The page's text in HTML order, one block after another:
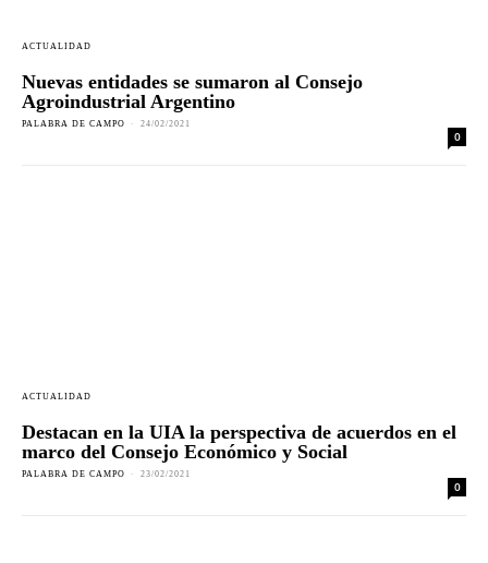
ACTUALIDAD
Nuevas entidades se sumaron al Consejo
Agroindustrial Argentino
PALABRA DE CAMPO - 24/02/2021
0
ACTUALIDAD
Destacan en la UIA la perspectiva de acuerdos en el
marco del Consejo Económico y Social
PALABRA DE CAMPO - 23/02/2021
0